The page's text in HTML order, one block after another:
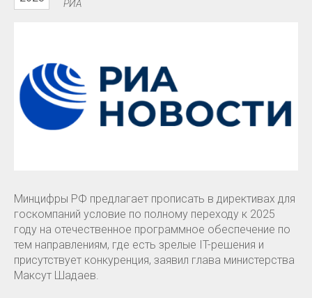
РИА
Минцифры РФ предлагает прописать в директивах для
госкомпаний условие по полному переходу к 2025
году на отечественное программное обеспечение по
тем направлениям, где есть зрелые IT-решения и
присутствует конкуренция, заявил глава министерства
Максут Шадаев.